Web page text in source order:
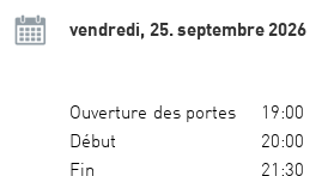
vendredi, 25. septembre 2026
Ouverture des portes
19:00
Début
20:00
Fin
21:30